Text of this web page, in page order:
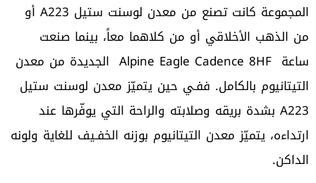
المجموعة كانت تصنع من معدن لوسنت ستيل A223 أو
من الذهب الأخلاقي أو من كلاهما معاً، بينما صنعت
ساعة Alpine Eagle Cadence 8HF الجديدة من معدن
التيتانيوم بالكامل. ففـي حين يتميّز معدن لوسنت ستيل
A223 بشدة بريقه وصلابته والراحة التي يوفّرها عند
ارتداءه، يتميّز معدن التيتانيوم بوزنه الخفـيف للغاية ولونه
الداكن.